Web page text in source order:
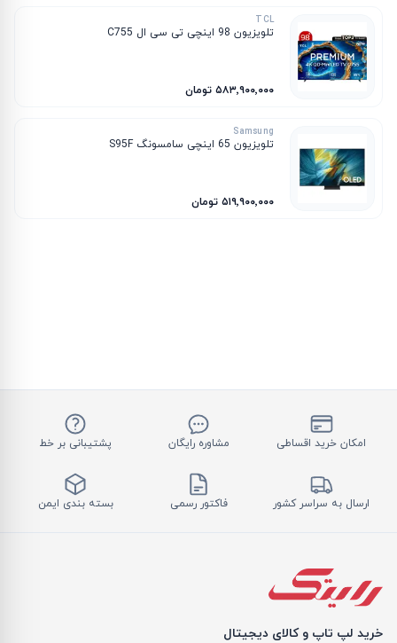
TCL
تلویزیون 98 اینچی تی سی ال C755
۵۸۳٬۹۰۰٬۰۰۰ تومان
Samsung
تلویزیون 65 اینچی سامسونگ S95F
۵۱۹٬۹۰۰٬۰۰۰ تومان
امکان خرید اقساطی مشاوره رایگان پشتیبانی بر خط
ارسال به سراسر کشور فاکتور رسمی بسته بندی ایمن
خرید لپ تاپ و کالای دیجیتال